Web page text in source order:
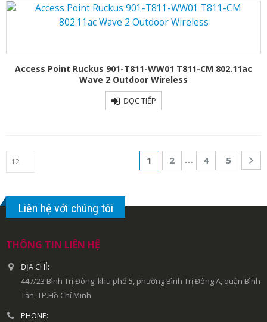
Access Point Ruckus 901-T811-WW01 T811-CM 802.11ac
Wave 2 Outdoor Wireless
ĐỌC TIẾP
1 2 … 4 5
Liên hệ với chúng tôi
THÔNG TIN LIÊN HỆ
ĐỊA CHỈ:
447/23 Bình Trị Đông, khu phố 5, phường Bình Trị Đông A, quận Bình
Tân, TP.Hồ Chí Minh
PHONE: